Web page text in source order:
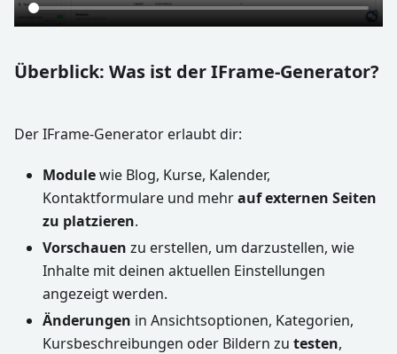
Überblick: Was ist der IFrame-Generator?
Der IFrame-Generator erlaubt dir:
Modulewie Blog, Kurse, Kalender,
Kontaktformulare und mehrauf externen Seiten
zu platzieren.
Vorschauen zu erstellen, um darzustellen, wie
Inhalte mit deinen aktuellen Einstellungen
angezeigt werden.
Änderungen in Ansichtsoptionen, Kategorien,
Kursbeschreibungen oder Bildern zu testen,